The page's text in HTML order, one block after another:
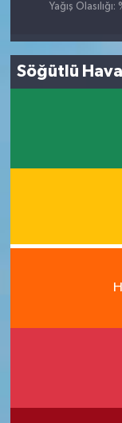
Yağış Olasılığı:
Söğütlü